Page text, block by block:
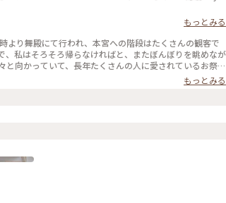
もっとみる
向かっていて、長年たくさんの人に愛されているお祭り
から9日まで#ぼんぼり#献笛#渡瀬政造#庵野秀明と安野
もっとみる